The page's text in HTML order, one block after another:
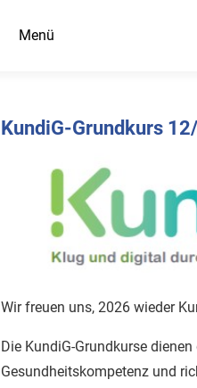
Menü
KundiG-Grundkurs
Wir freuen uns, 2026 wieder
Die KundiG-Grundkurse
Gesundheitskompetenz und